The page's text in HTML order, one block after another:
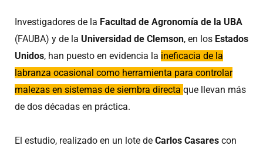
Investigadores de la Facultad de Agronomía de la UBA
(FAUBA) y de la Universidad de Clemson, en los Estados
Unidos, han puesto en evidencia la ineficacia de la
labranza ocasional como herramienta para controlar
malezas en sistemas de siembra directa que llevan más
de dos décadas en práctica.
El estudio, realizado en un lote de Carlos Casares con